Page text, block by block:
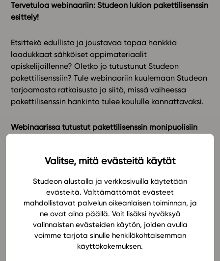
Valitse, mitä evästeitä käytät
Studeon alustalla ja verkkosivuilla käytetään
evästeitä. Välttämättömät evästeet
mahdollistavat palvelun oikeanlaisen toiminnan, ja
ne ovat aina päällä. Voit lisäksi hyväksyä
valinnaisten evästeiden käytön, joiden avulla
voimme tarjota sinulle henkilökohtaisemman
käyttökokemuksen.
Tilaa uutiskirje
In English
Tervetuloa webinaariin: Studeon lukion pakettilisenssin
esittely!
Etsittekö edullista ja joustavaa tapaa hankkia
laadukkaat sähköiset oppimateriaalit
opiskelijoillenne? Oletko jo tutustunut Studeon
pakettilisenssiin? Tule webinaariin kuulemaan Studeon
tarjoamasta ratkaisusta ja siitä, missä vaiheessa
pakettilisenssin hankinta tulee koululle kannattavaksi.
Webinaarissa tutustut pakettilisenssin monipuolisiin
Pakettilisenssin hinta on 160 € / opiskelija.
Lisenssi on voimassa yhden lukuvuoden.
Opiskelijalla on vapaa käyttöoikeus kaikkiin
Studeon lukion oppimateriaaleihin.
Opettajat voivat yhdistellä oppimateriaaleja yli
oppiainerajojen ja luoda niistä omia
opintokokonaisuuksia.
Liittymisavaimen avulla opettajat voivat lisätä